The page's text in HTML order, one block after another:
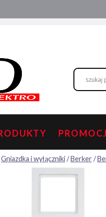
Gniazdka i wyłączniki/Berker /